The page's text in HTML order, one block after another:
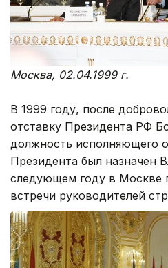
Москва, 02.04.1999 г.
В 1999 году, после
отставку Президента РФ
должность исполняющего
Президента был назначен
следующем году в Москве
встречи руководителей